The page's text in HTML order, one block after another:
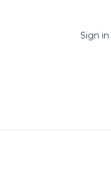
Sign in